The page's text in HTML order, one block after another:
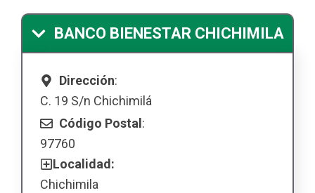
BANCO BIENESTAR CHICHIMILA
Dirección:
C. 19 S/n Chichimilá
Código Postal :
97760
Localidad:
Chichimila